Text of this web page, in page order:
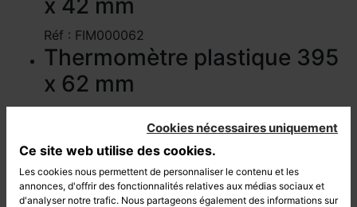
Cookies nécessaires uniquement
Ce site web utilise des cookies.
Les cookies nous permettent de personnaliser le contenu et les
annonces, d'offrir des fonctionnalités relatives aux médias sociaux et
d'analyser notre trafic. Nous partageons également des informations sur
x 42 mm
Réf : FIM000062
Thermomètre plastique 395
x 62 mm
Réglet inox flexible 20 cm
Réf : BRE200072
Réglet inox flexible 30 cm